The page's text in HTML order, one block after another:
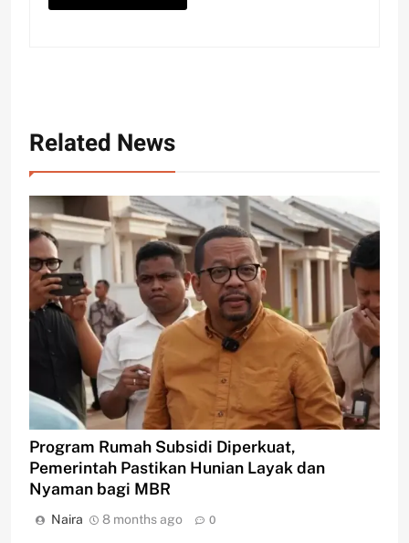
Related News
Program Rumah Subsidi Diperkuat,
Pemerintah Pastikan Hunian Layak dan
Nyaman bagi MBR
Naira 8 months ago 0